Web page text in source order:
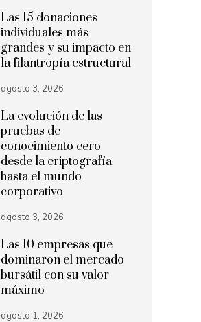
Las 15 donaciones
individuales más
grandes y su impacto en
la filantropía estructural
agosto 3, 2026
La evolución de las
pruebas de
conocimiento cero
desde la criptografía
hasta el mundo
corporativo
agosto 3, 2026
Las 10 empresas que
dominaron el mercado
bursátil con su valor
máximo
agosto 1, 2026